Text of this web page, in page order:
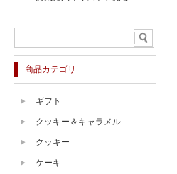
商品カテゴリ
ギフト
クッキー＆キャラメル
クッキー
ケーキ